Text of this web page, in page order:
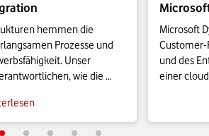
hemmen die
Prozesse und
Unser
wie die
Prozesse
Microsoft
Customer-
und des
einer